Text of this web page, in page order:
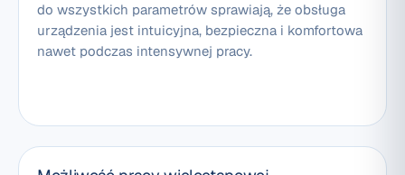
do wszystkich parametrów sprawiają, że obsługa
urządzenia jest intuicyjna, bezpieczna i komfortowa
nawet podczas intensywnej pracy.